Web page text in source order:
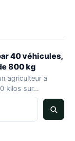
40 véhicules,
800 kg
agriculteur a
kilos sur…